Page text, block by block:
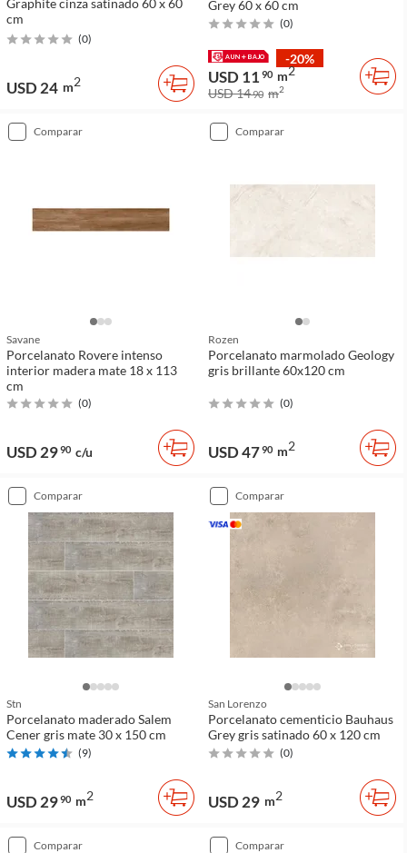
Graphite cinza satinado 60 x 60
cm
(0)
USD 24 m2
Grey 60 x 60 cm
(0)
-20%
USD 11 90 m2
USD 1490 m2
comparar
Savane
Porcelanato Rovere intenso
interior madera mate 18 x 113
cm
(0)
USD 2990 c/u
comparar
Rozen
Porcelanato marmolado Geology
gris brillante 60x120 cm
(0)
USD 4790 m2
comparar
Stn
Porcelanato maderado Salem
Cener gris mate 30 x 150 cm
(9)
USD 2990 m2
comparar
San Lorenzo
Porcelanato cementicio Bauhaus
Grey gris satinado 60 x 120 cm
(0)
USD 29 m2
comparar comparar